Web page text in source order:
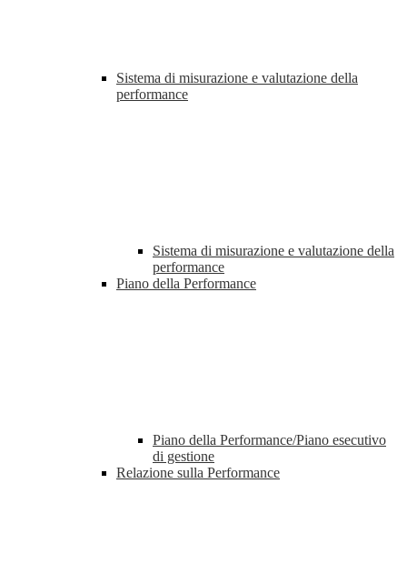
Sistema di misurazione e valutazione della
performance
Sistema di misurazione e valutazione della
performance
Piano della Performance
Piano della Performance/Piano esecutivo
di gestione
Relazione sulla Performance